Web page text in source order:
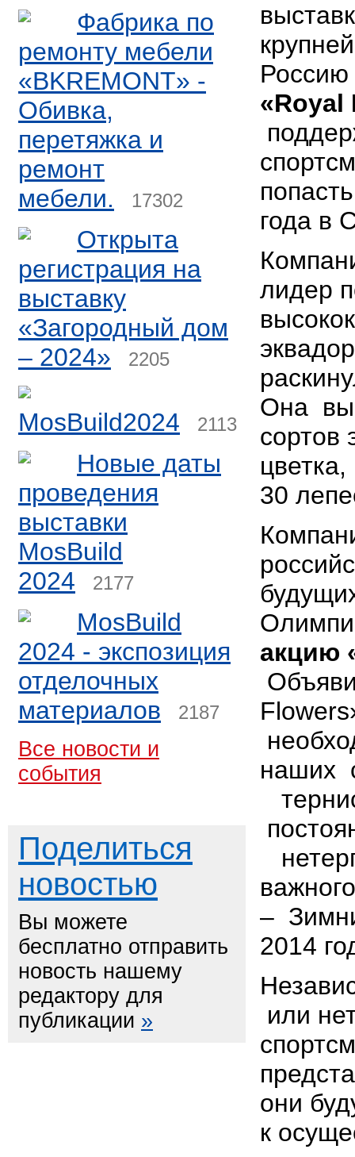
Фабрика по
ремонту мебели
«BKREMONT» -
Обивка,
перетяжка и
ремонт
мебели.
17302
Открыта
регистрация на
выставку
«Загородный дом
– 2024»
2205
MosBuild2024 2113
Новые даты
проведения
выставки
MosBuild
2024
2177
MosBuild
2024 - экспозиция
отделочных
материалов
2187
Все новости и
события
Поделиться
новостью
Вы можете
бесплатно отправить
новость нашему
редактору для
публикации »
Россию
«Royal
года в
лидер
Она
сортов
30
акцию
наших
–
2014
или
они
к